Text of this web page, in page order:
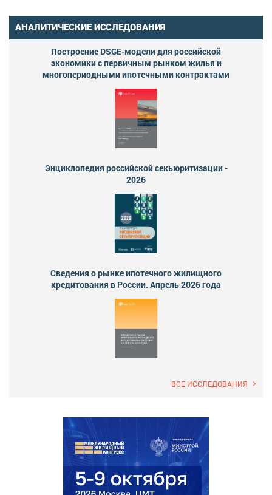
АНАЛИТИЧЕСКИЕ ИССЛЕДОВАНИЯ
Построение DSGE-модели для российской
экономики с первичным рынком жилья и
многопериодными ипотечными контрактами
Энциклопедия российской секьюритизации -
2026
Сведения о рынке ипотечного жилищного
кредитования в России. Апрель 2026 года
ВСЕ ИССЛЕДОВАНИЯ